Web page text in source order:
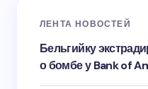
ЛЕНТА НОВОСТЕЙ
Бельгийку
о бомбе у Bank of